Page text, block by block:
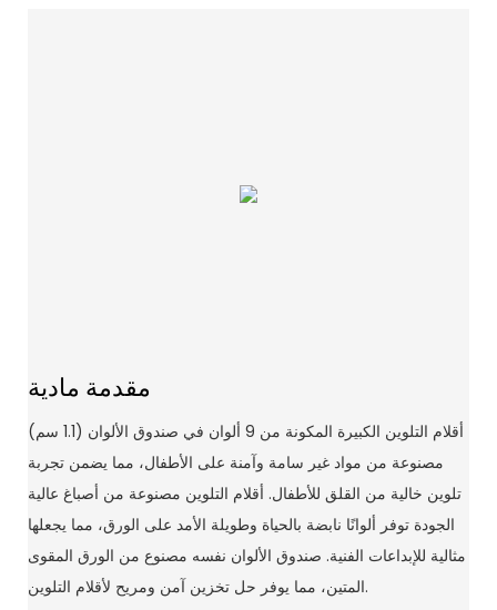
مقدمة مادية
أقلام التلوين الكبيرة المكونة من 9 ألوان في صندوق الألوان (1.1 سم)
مصنوعة من مواد غير سامة وآمنة على الأطفال، مما يضمن تجربة
تلوين خالية من القلق للأطفال. أقلام التلوين مصنوعة من أصباغ عالية
الجودة توفر ألوانًا نابضة بالحياة وطويلة الأمد على الورق، مما يجعلها
مثالية للإبداعات الفنية. صندوق الألوان نفسه مصنوع من الورق المقوى
المتين، مما يوفر حل تخزين آمن ومريح لأقلام التلوين.